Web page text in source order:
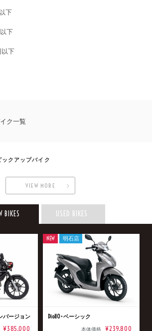
下
下
以下
ク一覧
クアップバイク
VIEW MORE
BIKES USED BIKES
バージョン
¥385,000
Dio110･ベーシック
本体価格 ¥239,800
NEW 明石店